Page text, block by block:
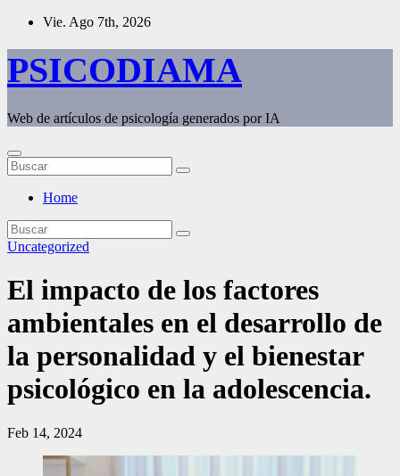
Saltar
contenido
Vie. Ago 7th, 2026
PSICODIAMA
Web de artículos de psicología generados por IA
Home
Uncategorized
El impacto de los factores
ambientales en el desarrollo de
la personalidad y el bienestar
psicológico en la adolescencia.
Feb 14, 2024